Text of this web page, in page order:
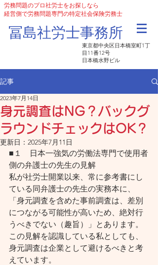
労務問題のプロ社労士をお探しなら
経営側で労務問題専門の特定社会保険労務士
​冨島社労士事務所
東京都中央区日本橋室町1丁
目11番12号
日本橋水野ビル
記事
身元調査はNG？バックグ
ラウンドチェックはOK？
2023年7月14日
更新日： 2025年7月11日
■１　日本一強気の労働法専門で使用者
側の弁護士の先生の見解
私が社労士開業以来、常に参考書にし
ている同弁護士の先生の実務本に、
「身元調査を含めた事前調査は、差別
につながる可能性が高いため、絶対行
うべきでない（趣旨）」とあります。
この見解を認識している私としても、
身元調査は企業として避けるべきと考
えています。